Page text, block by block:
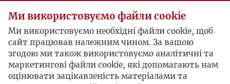
Ми використовуємо файли cookie
Ми використовуємо необхідні файли cookie, щоб
сайт працював належним чином. За вашою
згодою ми також використовуємо аналітичні та
маркетингові файли cookie, які допомагають нам
оцінювати зацікавленість матеріалами та